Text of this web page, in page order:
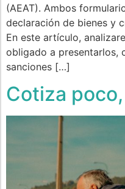
(AEAT). Ambos
declaración de bienes y
En este artículo,
obligado a presentarlos,
sanciones […]
​​Cotiza